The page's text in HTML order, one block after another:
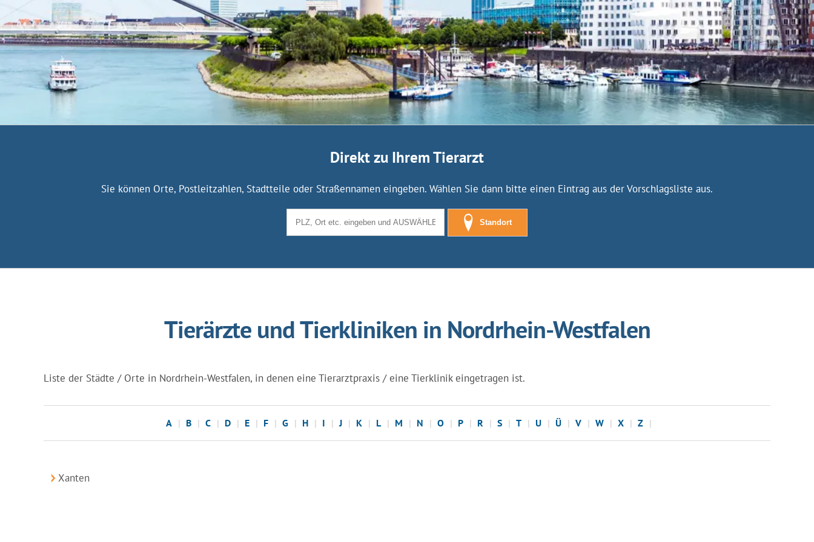
Direkt zu Ihrem Tierarzt
Sie können Orte, Postleitzahlen, Stadtteile oder Straßennamen eingeben. Wählen Sie dann bitte einen Eintrag aus der Vorschlagsliste aus.
Standort
Tierärzte und Tierkliniken in Nordrhein-Westfalen
Liste der Städte / Orte in Nordrhein-Westfalen, in denen eine Tierarztpraxis / eine Tierklinik eingetragen ist.
A B C D E F G H I J K L M N O P R S T U Ü V W X Z
Xanten